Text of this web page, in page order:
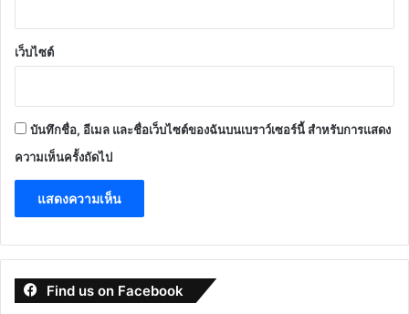
เว็บไซต์
บันทึกชื่อ, อีเมล และชื่อเว็บไซต์ของฉันบนเบราว์เซอร์นี้ สำหรับการแสดง
ความเห็นครั้งถัดไป
Find us on Facebook